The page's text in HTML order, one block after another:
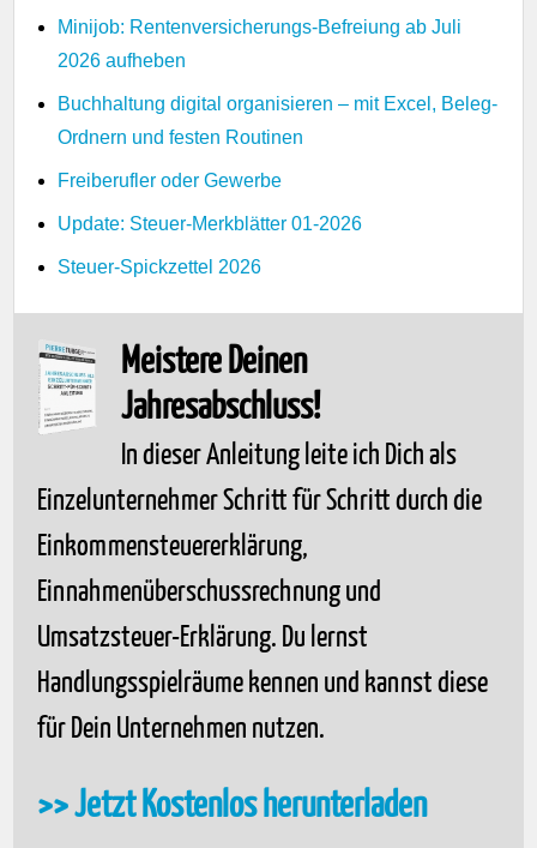
Minijob: Rentenversicherungs-Befreiung ab Juli
2026 aufheben
Buchhaltung digital organisieren – mit Excel, Beleg-
Ordnern und festen Routinen
Freiberufler oder Gewerbe
Update: Steuer-Merkblätter 01-2026
Steuer-Spickzettel 2026
Meistere Deinen
Jahresabschluss!
In dieser Anleitung leite ich Dich als
Einzelunternehmer Schritt für Schritt durch die
Einkommensteuererklärung,
Einnahmenüberschussrechnung und
Umsatzsteuer-Erklärung. Du lernst
Handlungsspielräume kennen und kannst diese
für Dein Unternehmen nutzen.
>> Jetzt Kostenlos herunterladen